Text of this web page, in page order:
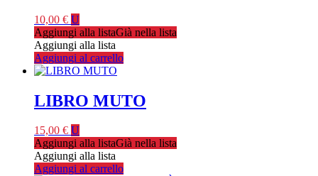
10,00 € U
Aggiungi alla listaGià nella lista
Aggiungi alla lista
Aggiungi al carrello
LIBRO MUTO
15,00 € U
Aggiungi alla listaGià nella lista
Aggiungi alla lista
Aggiungi al carrello